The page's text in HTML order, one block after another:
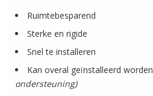
Ruimtebesparend
Sterke en rigide
Snel te installeren
Kan overal geïnstalleerd worden
ondersteuning)